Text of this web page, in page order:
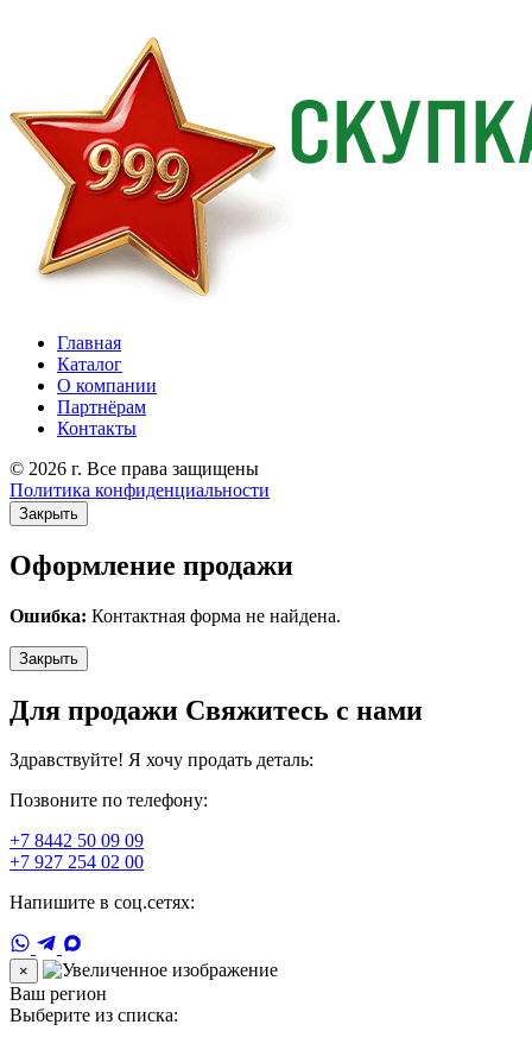
Главная
Каталог
О компании
Партнёрам
Контакты
© 2026 г. Все права защищены
Политика конфиденциальности
Закрыть
Оформление продажи
Ошибка: Контактная форма не найдена.
Закрыть
Для продажи Свяжитесь с нами
Здравствуйте! Я хочу продать деталь:
Позвоните по телефону:
+7 8442 50 09 09
+7 927 254 02 00
Напишите в соц.сетях:
×
Ваш регион
Выберите из списка: